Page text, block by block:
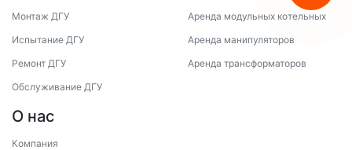
Монтаж ДГУ
Испытание ДГУ
Ремонт ДГУ
Обслуживание ДГУ
Аренда модульных котельных
Аренда манипуляторов
Аренда трансформаторов
О нас
Компания